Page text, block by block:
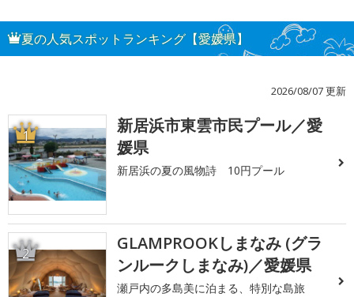
夏の人気スポットランキング【愛媛県】
2026/08/07 更新
1
新居浜市東雲市民プール／愛
媛県
新居浜の夏の風物詩 10円プール
2
GLAMPROOKしまなみ (グラ
ンルークしまなみ)／愛媛県
瀬戸内の多島美に泊まる、特別な島旅